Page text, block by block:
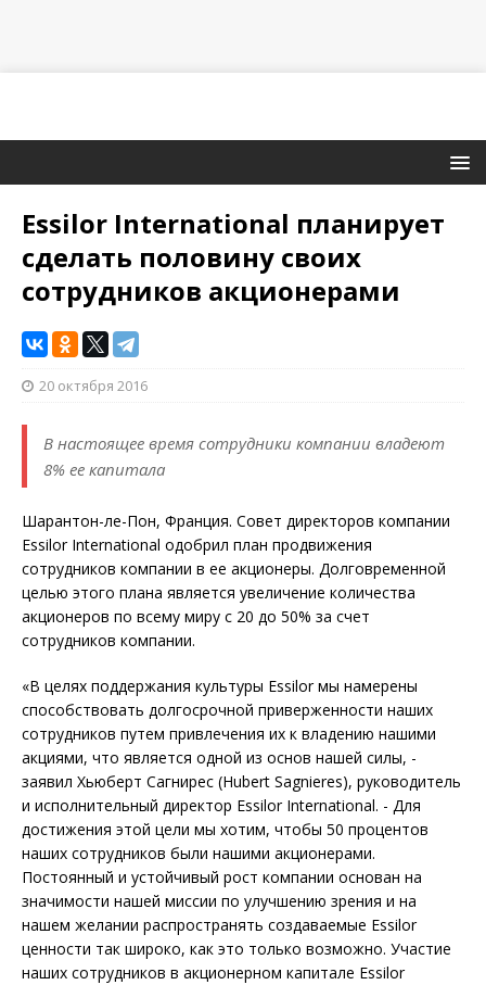
Essilor International планирует
сделать половину своих
сотрудников акционерами
20 октября 2016
В настоящее время сотрудники компании владеют
8% ее капитала
Шарантон-ле-Пон, Франция. Совет директоров компании
Essilor International одобрил план продвижения
сотрудников компании в ее акционеры. Долговременной
целью этого плана является увеличение количества
акционеров по всему миру с 20 до 50% за счет
сотрудников компании.
«В целях поддержания культуры Essilor мы намерены
способствовать долгосрочной приверженности наших
сотрудников путем привлечения их к владению нашими
акциями, что является одной из основ нашей силы, -
заявил Хьюберт Сагнирес (Hubert Sagnieres), руководитель
и исполнительный директор Essilor International. - Для
достижения этой цели мы хотим, чтобы 50 процентов
наших сотрудников были нашими акционерами.
Постоянный и устойчивый рост компании основан на
значимости нашей миссии по улучшению зрения и на
нашем желании распространять создаваемые Essilor
ценности так широко, как это только возможно. Участие
наших сотрудников в акционерном капитале Essilor